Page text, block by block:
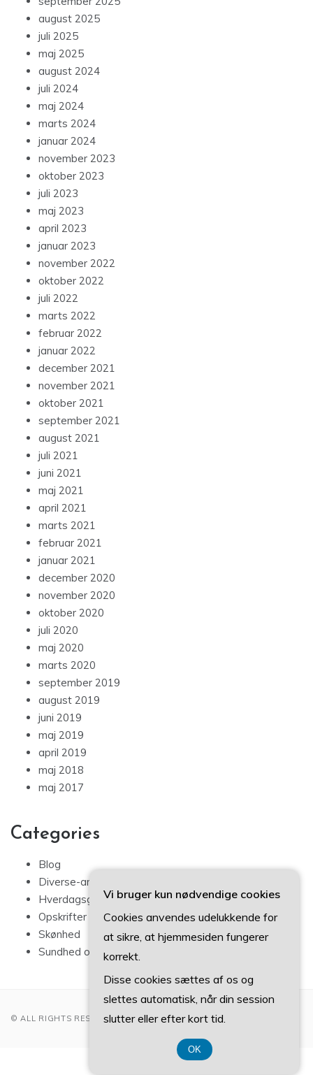
august 2025
juli 2025
maj 2025
august 2024
juli 2024
maj 2024
marts 2024
januar 2024
november 2023
oktober 2023
juli 2023
maj 2023
april 2023
januar 2023
november 2022
oktober 2022
juli 2022
marts 2022
februar 2022
januar 2022
december 2021
november 2021
oktober 2021
september 2021
august 2021
juli 2021
juni 2021
maj 2021
april 2021
marts 2021
februar 2021
januar 2021
december 2020
november 2020
oktober 2020
juli 2020
maj 2020
marts 2020
september 2019
august 2019
juni 2019
maj 2019
april 2019
maj 2018
maj 2017
Categories
Blog
Diverse-artikler
Hverdagsglimmer
Opskrifter
Skønhed
Sundhed og Velvære
© ALL RIGHTS RESERVED 2022
Vi bruger kun nødvendige cookies
Cookies anvendes udelukkende for
at sikre, at hjemmesiden fungerer
korrekt.
Disse cookies sættes af os og
slettes automatisk, når din session
slutter eller efter kort tid.
OK